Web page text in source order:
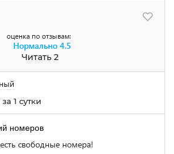
оценка по отзывам:
Нормально 4.5
Читать 2
1 сутки
номеров
свободные номера!